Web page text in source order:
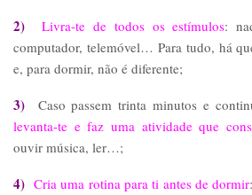
2) Livra-te de todos os estímulos:
computador, telemóvel… Para tudo, há
e, para dormir, não é diferente;
3)
Caso passem trinta minutos e
levanta-te e faz uma atividade que
ouvir música, ler…;
4) Cria uma rotina para ti antes de dormir